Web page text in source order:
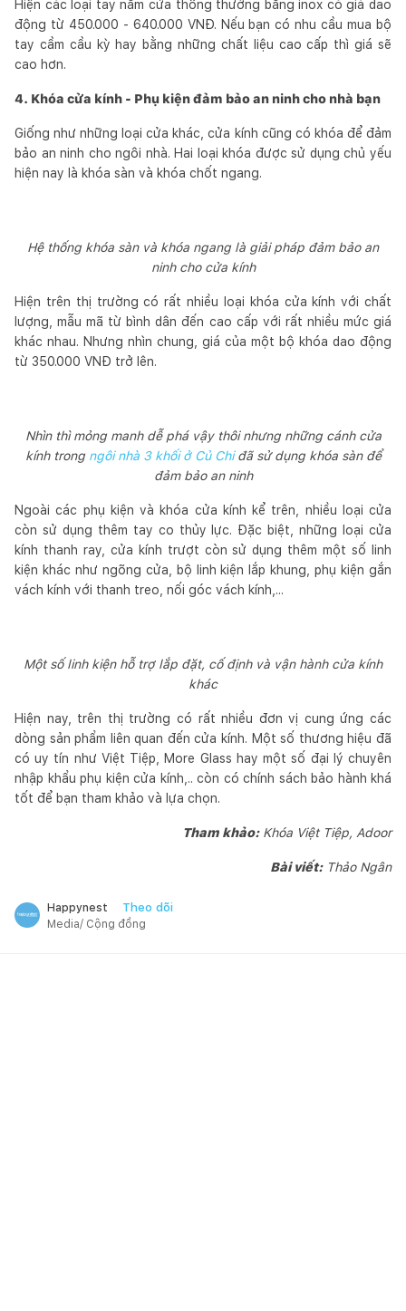
Hiện các loại tay nắm cửa thông thường bằng inox có giá dao
động từ 450.000 - 640.000 VNĐ. Nếu bạn có nhu cầu mua bộ
tay cầm cầu kỳ hay bằng những chất liệu cao cấp thì giá sẽ
cao hơn.
4. Khóa cửa kính - Phụ kiện đảm bảo an ninh cho nhà bạn
Giống như những loại cửa khác, cửa kính cũng có khóa để đảm
bảo an ninh cho ngôi nhà. Hai loại khóa được sử dụng chủ yếu
hiện nay là khóa sàn và khóa chốt ngang.
Hệ thống khóa sàn và khóa ngang là giải pháp đảm bảo an
ninh cho cửa kính
Hiện trên thị trường có rất nhiều loại khóa cửa kính với chất
lượng, mẫu mã từ bình dân đến cao cấp với rất nhiều mức giá
khác nhau. Nhưng nhìn chung, giá của một bộ khóa dao động
từ 350.000 VNĐ trở lên.
Nhìn thì mỏng manh dễ phá vậy thôi nhưng những cánh cửa
kính trong ngôi nhà 3 khối ở Củ Chiđã sử dụng khóa sàn để
đảm bảo an ninh
Ngoài các phụ kiện và khóa cửa kính kể trên, nhiều loại cửa
còn sử dụng thêm tay co thủy lực. Đặc biệt, những loại cửa
kính thanh ray, cửa kính trượt còn sử dụng thêm một số linh
kiện khác như ngõng cửa, bộ linh kiện lắp khung, phụ kiện gắn
vách kính với thanh treo, nối góc vách kính,...
Một số linh kiện hỗ trợ lắp đặt, cố định và vận hành cửa kính
khác
Hiện nay, trên thị trường có rất nhiều đơn vị cung ứng các
dòng sản phẩm liên quan đến cửa kính. Một số thương hiệu đã
có uy tín như Việt Tiệp, More Glass hay một số đại lý chuyên
nhập khẩu phụ kiện cửa kính,.. còn có chính sách bảo hành khá
tốt để bạn tham khảo và lựa chọn.
Tham khảo:Khóa Việt Tiệp, Adoor
Bài viết:Thảo Ngân
Happynest Theo dõi
Media/ Cộng đồng